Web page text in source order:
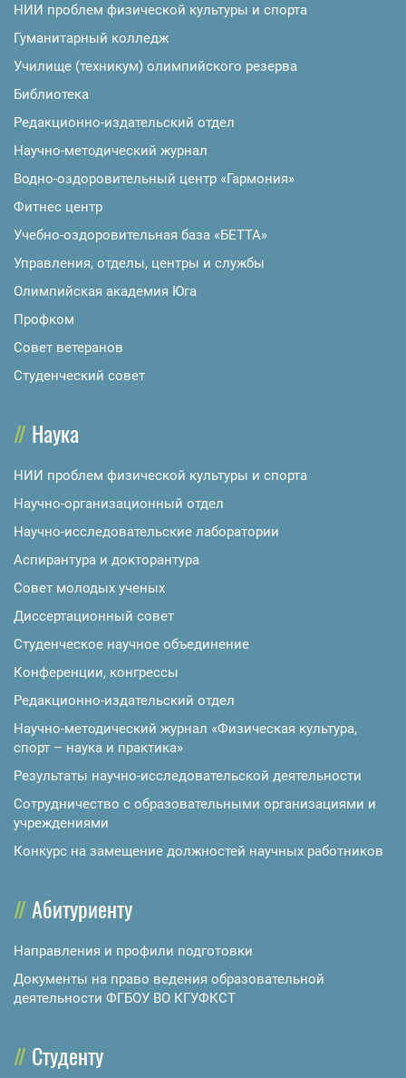
НИИ проблем физической культуры и спорта
Гуманитарный колледж
Училище (техникум) олимпийского резерва
Библиотека
Редакционно-издательский отдел
Научно-методический журнал
Водно-оздоровительный центр «Гармония»
Фитнес центр
Учебно-оздоровительная база «БЕТТА»
Управления, отделы, центры и службы
Олимпийская академия Юга
Профком
Совет ветеранов
Студенческий совет
Наука
НИИ проблем физической культуры и спорта
Научно-организационный отдел
Научно-исследовательские лаборатории
Аспирантура и докторантура
Совет молодых ученых
Диссертационный совет
Студенческое научное объединение
Конференции, конгрессы
Редакционно-издательский отдел
Научно-методический журнал «Физическая культура,
спорт – наука и практика»
Результаты научно-исследовательской деятельности
Сотрудничество с образовательными организациями и
учреждениями
Конкурс на замещение должностей научных работников
Абитуриенту
Направления и профили подготовки
Документы на право ведения образовательной
деятельности ФГБОУ ВО КГУФКСТ
Студенту